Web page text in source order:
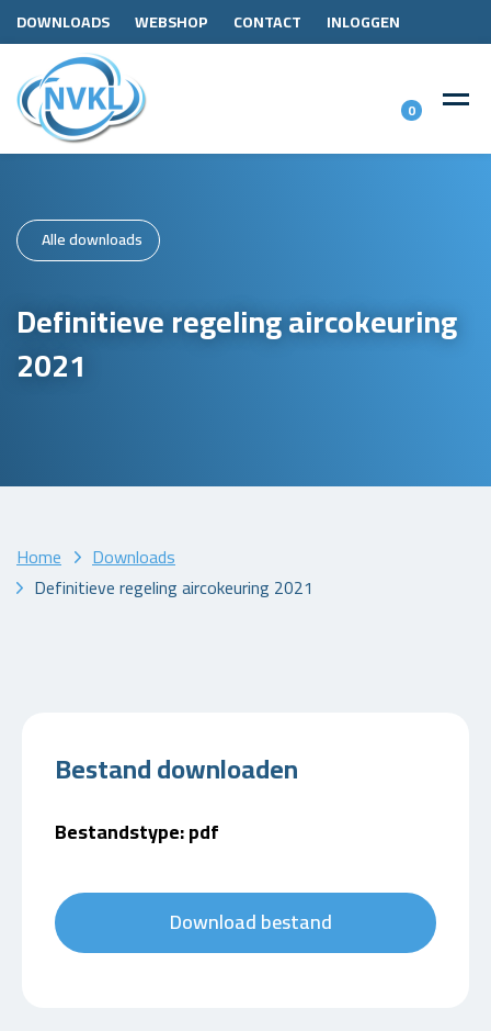
DOWNLOADS WEBSHOP CONTACT INLOGGEN
0
Alle downloads
Definitieve regeling aircokeuring
2021
Home
Downloads
Definitieve regeling aircokeuring 2021
Bestand downloaden
Bestandstype: pdf
Download bestand